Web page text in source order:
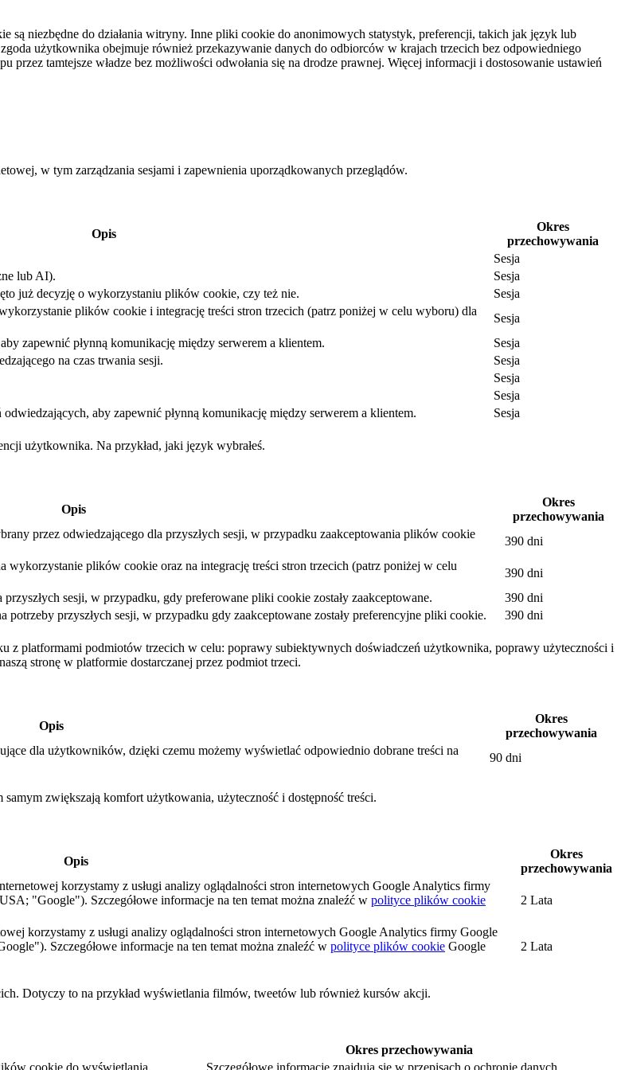
niezbędne do działania witryny. Inne pliki cookie do anonimowych statystyk, preferencji, takich jak język lub
użytkownika obejmuje również przekazywanie danych do odbiorców w krajach trzecich bez odpowiedniego
tamtejsze władze bez możliwości odwołania się na drodze prawnej. Więcej informacji i dostosowanie ustawień
w tym zarządzania sesjami i zapewnienia uporządkowanych przeglądów.
Opis
Okres
przechowywania
Sesja
lub AI).
Sesja
już decyzję o wykorzystaniu plików cookie, czy też nie.
Sesja
plików cookie i integrację treści stron trzecich (patrz poniżej w celu wyboru) dla
Sesja
zapewnić płynną komunikację między serwerem a klientem.
Sesja
na czas trwania sesji.
Sesja
Sesja
Sesja
aby zapewnić płynną komunikację między serwerem a klientem.
Sesja
użytkownika. Na przykład, jaki język wybrałeś.
Opis
Okres
przechowywania
przez odwiedzającego dla przyszłych sesji, w przypadku zaakceptowania plików cookie
390 dni
plików cookie oraz na integrację treści stron trzecich (patrz poniżej w celu
390 dni
sesji, w przypadku, gdy preferowane pliki cookie zostały zaakceptowane.
390 dni
przyszłych sesji, w przypadku gdy zaakceptowane zostały preferencyjne pliki cookie.
390 dni
z platformami podmiotów trzecich w celu: poprawy subiektywnych doświadczeń użytkownika, poprawy użyteczności i
stronę w platformie dostarczanej przez podmiot trzeci.
Opis
Okres
przechowywania
dla użytkowników, dzięki czemu możemy wyświetlać odpowiednio dobrane treści na
90 dni
zwiększają komfort użytkowania, użyteczność i dostępność treści.
Opis
Okres
przechowywania
korzystamy z usługi analizy oglądalności stron internetowych Google Analytics firmy
"Google"). Szczegółowe informacje na ten temat można znaleźć w polityce plików cookie
2 Lata
korzystamy z usługi analizy oglądalności stron internetowych Google Analytics firmy Google
Szczegółowe informacje na ten temat można znaleźć w polityce plików cookie Google
2 Lata
Dotyczy to na przykład wyświetlania filmów, tweetów lub również kursów akcji.
Okres przechowywania
cookie do wyświetlania.
Szczegółowe informacje znajdują się w przepisach o ochronie danych